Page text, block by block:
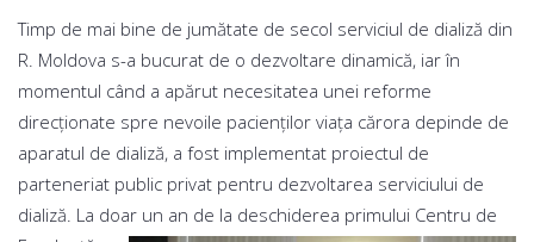
Timp de mai bine de jumătate de secol serviciul de dializă din
R. Moldova s-a bucurat de o dezvoltare dinamică, iar în
momentul când a apărut necesitatea unei reforme
direcționate spre nevoile pacienților viața cărora depinde de
aparatul de dializă, a fost implementat proiectul de
parteneriat public privat pentru dezvoltarea serviciului de
dializă. La doar un an de la deschiderea primului Centru de